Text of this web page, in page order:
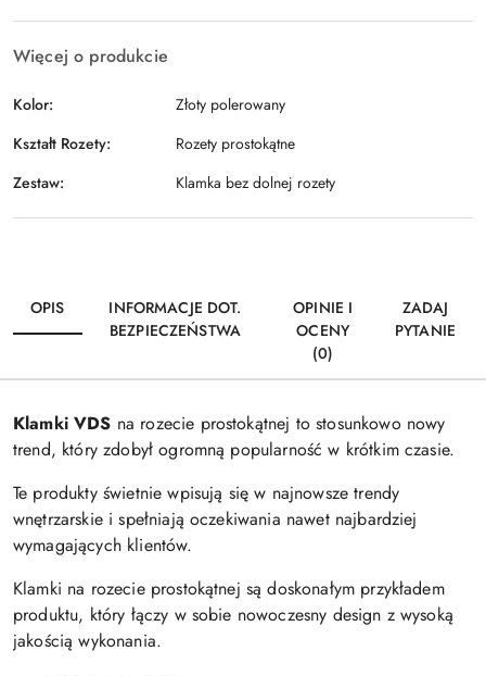
Więcej o produkcie
Kolor:
Złoty polerowany
Kształt Rozety:
Rozety prostokątne
Zestaw:
Klamka bez dolnej rozety
OPIS
INFORMACJE DOT.
BEZPIECZEŃSTWA
OPINIE I
OCENY
(0)
ZADAJ
PYTANIE
Klamki VDS na rozecie prostokątnej to stosunkowo nowy
trend, który zdobył ogromną popularność w krótkim czasie.
Te produkty świetnie wpisują się w najnowsze trendy
wnętrzarskie i spełniają oczekiwania nawet najbardziej
wymagających klientów.
Klamki na rozecie prostokątnej są doskonałym przykładem
produktu, który łączy w sobie nowoczesny design z wysoką
jakością wykonania.